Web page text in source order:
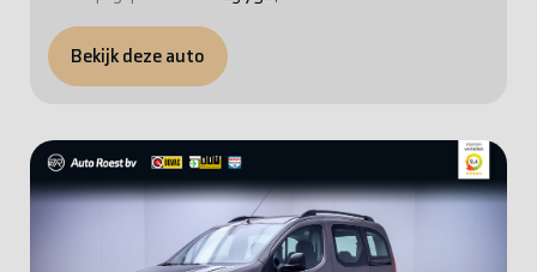
Bekijk deze auto